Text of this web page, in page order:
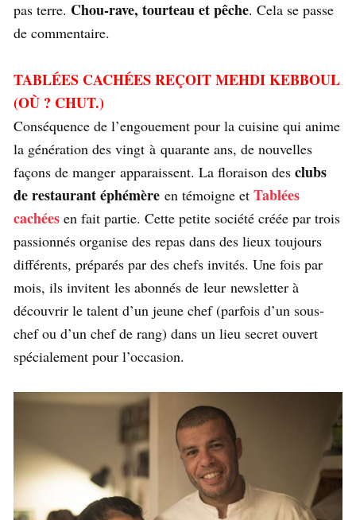
pas terre. Chou-rave, tourteau et pêche. Cela se passe
de commentaire.
TABLÉES CACHÉES REÇOIT MEHDI KEBBOUL
(OÙ ? CHUT.)
Conséquence de l’engouement pour la cuisine qui anime
la génération des vingt à quarante ans, de nouvelles
façons de manger apparaissent. La floraison des clubs
de restaurant éphémère en témoigne et Tablées
cachées en fait partie. Cette petite société créée par trois
passionnés organise des repas dans des lieux toujours
différents, préparés par des chefs invités. Une fois par
mois, ils invitent les abonnés de leur newsletter à
découvrir le talent d’un jeune chef (parfois d’un sous-
chef ou d’un chef de rang) dans un lieu secret ouvert
spécialement pour l’occasion.